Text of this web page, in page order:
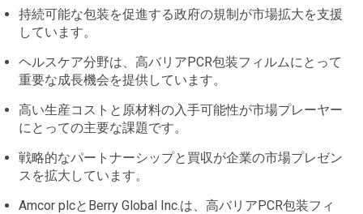
持続可能な包装を促進する政府の規制が市場拡大を支援
しています。
ヘルスケア分野は、高バリアPCR包装フィルムにとって
重要な成長機会を提供しています。
高い生産コストと原材料の入手可能性が市場プレーヤー
にとっての主要な課題です。
戦略的なパートナーシップと買収が企業の市場プレゼン
スを拡大しています。
Amcor plcとBerry Global Inc.は、高バリアPCR包装フィ